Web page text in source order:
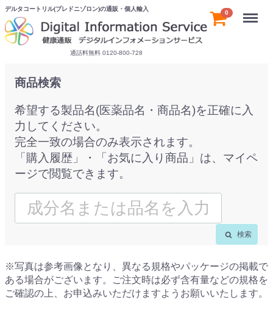
デルタコートリル(プレドニゾロン)の通販・個人輸入
通話料無料 0120-800-728
0 Menu
商品検索
希望する製品名(医薬品名・商品名)を正確に入
力してください。
完全一致の場合のみ表示されます。
「購入履歴」・「お気に入り商品」は、マイペ
ージで閲覧できます。
検索
※写真は参考画像となり、異なる規格やパッケージの掲載で
ある場合がございます。ご注文時は必ず含有量などの規格を
ご確認の上、お申込みいただけますようお願いいたします。